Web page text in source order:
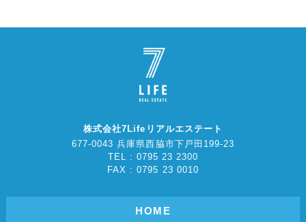
株式会社7Lifeリアルエステート
677-0043 兵庫県西脇市下戸田199-23
TEL : 0795 23 2300
FAX : 0795 23 0010
HOME